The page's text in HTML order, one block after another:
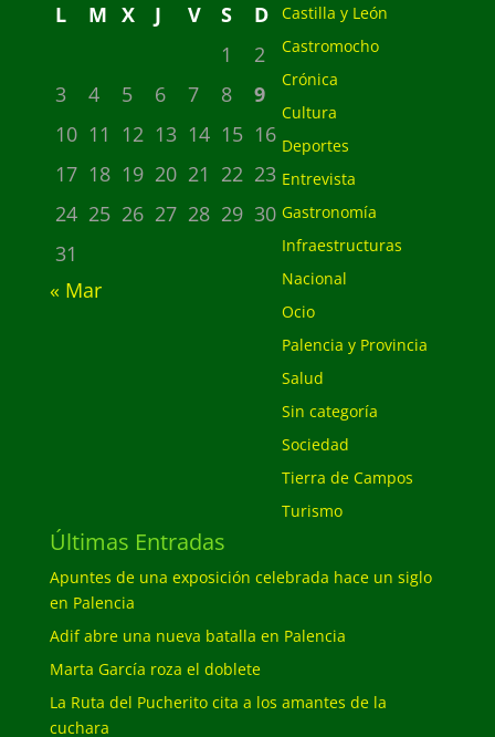
L M X J V S
D
1
2
3
4 5 6 7 8
9
10 11 12 13 14 15 16
17 18 19 20 21 22 23
24 25 26 27 28 29 30
31
« Mar
Castilla y León
Castromocho
Crónica
Cultura
Deportes
Entrevista
Gastronomía
Infraestructuras
Nacional
Ocio
Palencia y Provincia
Salud
Sin categoría
Sociedad
Tierra de Campos
Turismo
Últimas Entradas
Apuntes de una exposición celebrada hace un siglo
en Palencia
Adif abre una nueva batalla en Palencia
Marta García roza el doblete
La Ruta del Pucherito cita a los amantes de la
cuchara